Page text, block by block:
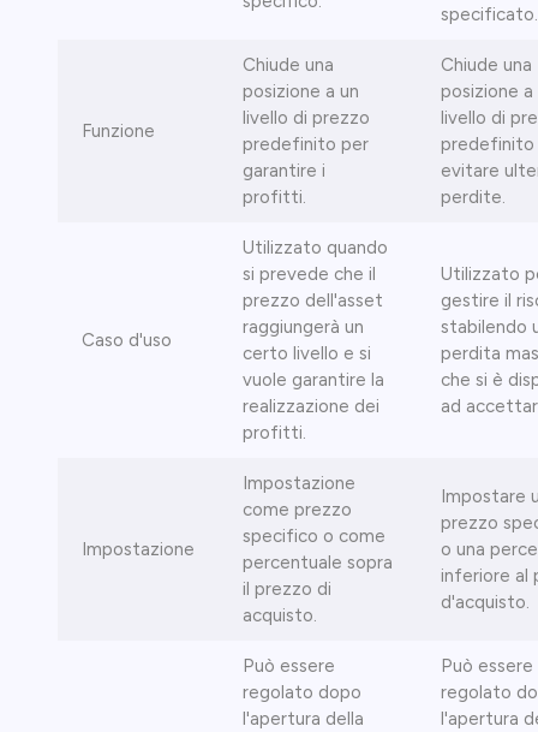
specificato.
Funzione
Chiude una
posizione a un
livello di prezzo
predefinito per
garantire i
profitti.
Chiude una
posizione a
livello di
predefinito
evitare
perdite.
Caso d'uso
Utilizzato quando
si prevede che il
prezzo dell'asset
raggiungerà un
certo livello e si
vuole garantire la
realizzazione dei
profitti.
Utilizzato
gestire il
stabilendo
perdita
che si è
ad
Impostazione
Impostazione
come prezzo
specifico o come
percentuale sopra
il prezzo di
acquisto.
Impostare
prezzo
o una
inferiore al
d'acquisto.
Può essere
regolato dopo
l'apertura della
Può essere
regolato
l'apertura